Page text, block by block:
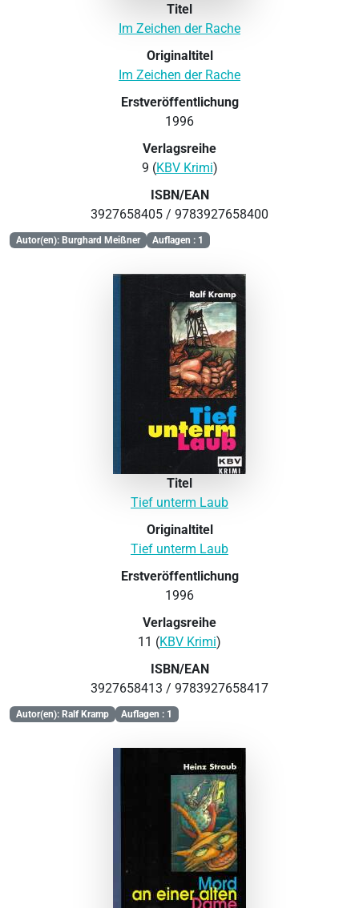
Titel
Im Zeichen der Rache
Originaltitel
Im Zeichen der Rache
Erstveröffentlichung
1996
Verlagsreihe
9 (KBV Krimi)
ISBN/EAN
3927658405 / 9783927658400
Autor(en): Burghard Meißner Auflagen : 1
Titel
Tief unterm Laub
Originaltitel
Tief unterm Laub
Erstveröffentlichung
1996
Verlagsreihe
11 (KBV Krimi)
ISBN/EAN
3927658413 / 9783927658417
Autor(en): Ralf Kramp Auflagen : 1